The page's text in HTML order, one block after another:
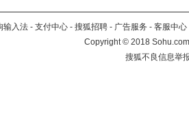
输入法 - 支付中心 - 搜狐招聘 - 广告服务 - 客服中心
Copyright©2018
搜狐不良信息举